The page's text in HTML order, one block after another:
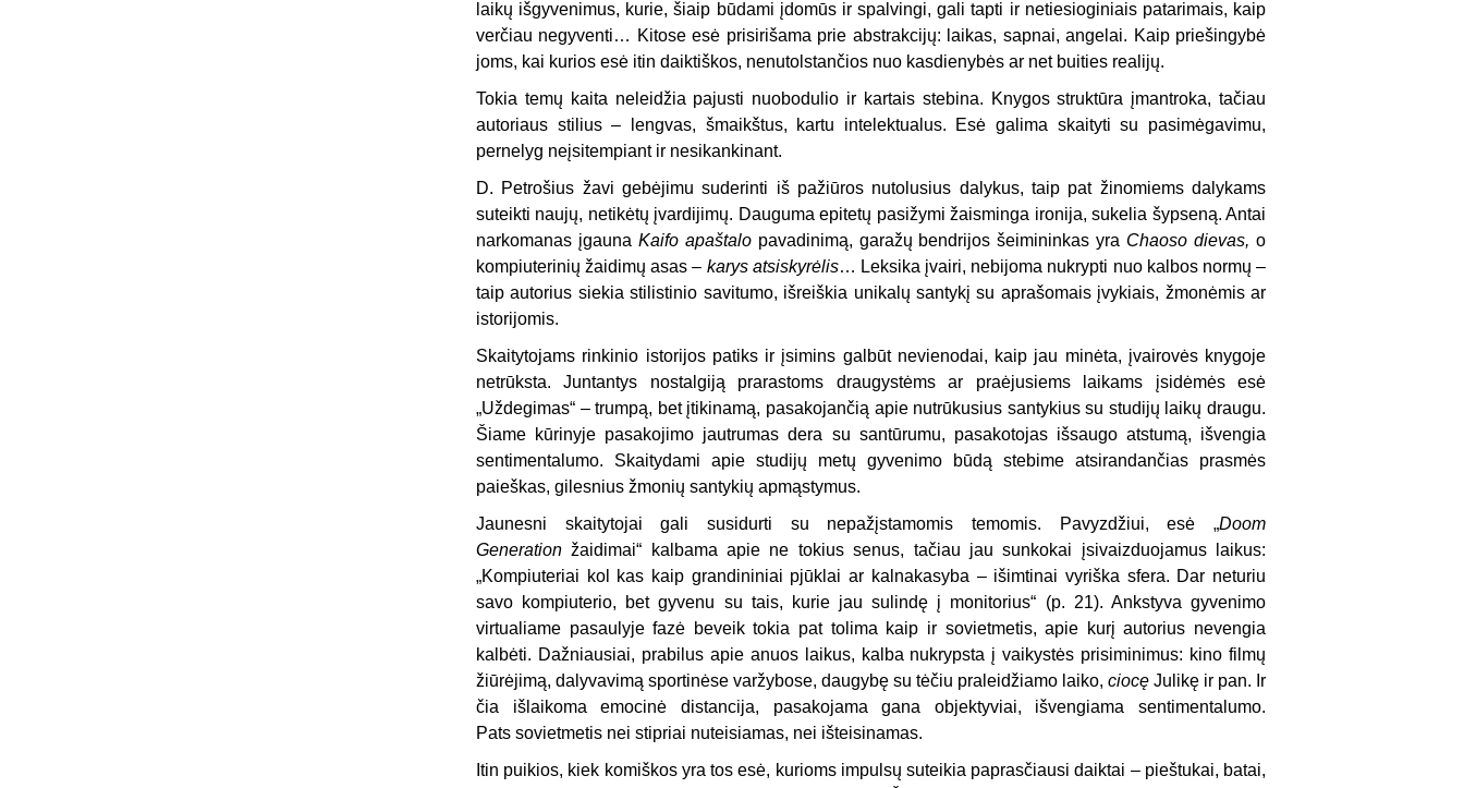
laikų išgyvenimus, kurie, šiaip būdami įdomūs ir spalvingi, gali tapti ir netiesioginiais patarimais, kaip
verčiau negyventi… Kitose esė prisirišama prie abstrakcijų: laikas, sapnai, angelai. Kaip priešingybė
joms, kai kurios esė itin daiktiškos, nenutolstančios nuo kasdienybės ar net buities realijų.
Tokia temų kaita neleidžia pajusti nuobodulio ir kartais stebina. Knygos struktūra įmantroka, tačiau
autoriaus stilius – lengvas, šmaikštus, kartu intelektualus. Esė galima skaityti su pasimėgavimu,
pernelyg neįsitempiant ir nesikankinant.
D. Petrošius žavi gebėjimu suderinti iš pažiūros nutolusius dalykus, taip pat žinomiems dalykams
suteikti naujų, netikėtų įvardijimų. Dauguma epitetų pasižymi žaisminga ironija, sukelia šypseną. Antai
narkomanas įgauna Kaifo apaštalopavadinimą, garažų bendrijos šeimininkas yra Chaoso dievas, o
kompiuterinių žaidimų asas – karys atsiskyrėlis… Leksika įvairi, nebijoma nukrypti nuo kalbos normų –
taip autorius siekia stilistinio savitumo, išreiškia unikalų santykį su aprašomais įvykiais, žmonėmis ar
istorijomis.
Skaitytojams rinkinio istorijos patiks ir įsimins galbūt nevienodai, kaip jau minėta, įvairovės knygoje
netrūksta. Juntantys nostalgiją prarastoms draugystėms ar praėjusiems laikams įsidėmės esė
„Uždegimas“ – trumpą, bet įtikinamą, pasakojančią apie nutrūkusius santykius su studijų laikų draugu.
Šiame kūrinyje pasakojimo jautrumas dera su santūrumu, pasakotojas išsaugo atstumą, išvengia
sentimentalumo. Skaitydami apie studijų metų gyvenimo būdą stebime atsirandančias prasmės
paieškas, gilesnius žmonių santykių apmąstymus.
Jaunesni skaitytojai gali susidurti su nepažįstamomis temomis. Pavyzdžiui, esė „Doom
Generation žaidimai“ kalbama apie ne tokius senus, tačiau jau sunkokai įsivaizduojamus laikus:
„Kompiuteriai kol kas kaip grandininiai pjūklai ar kalnakasyba – išimtinai vyriška sfera. Dar neturiu
savo kompiuterio, bet gyvenu su tais, kurie jau sulindę į monitorius“ (p. 21). Ankstyva gyvenimo
virtualiame pasaulyje fazė beveik tokia pat tolima kaip ir sovietmetis, apie kurį autorius nevengia
kalbėti. Dažniausiai, prabilus apie anuos laikus, kalba nukrypsta į vaikystės prisiminimus: kino filmų
žiūrėjimą, dalyvavimą sportinėse varžybose, daugybę su tėčiu praleidžiamo laiko, ciocę Julikę ir pan. Ir
čia išlaikoma emocinė distancija, pasakojama gana objektyviai, išvengiama sentimentalumo.
Pats sovietmetis nei stipriai nuteisiamas, nei išteisinamas.
Itin puikios, kiek komiškos yra tos esė, kurioms impulsų suteikia paprasčiausi daiktai – pieštukai, batai,